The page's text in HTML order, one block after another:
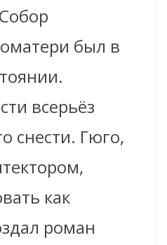
был в
всерьёз
снести. Гюго,
как
роман